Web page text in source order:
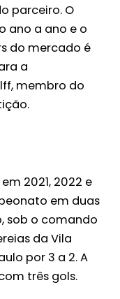
parceiro. O
ano a ano e o
do mercado é
a
membro do
2021, 2022 e
em duas
sob o comando
da Vila
por 3 a 2. A
três gols.